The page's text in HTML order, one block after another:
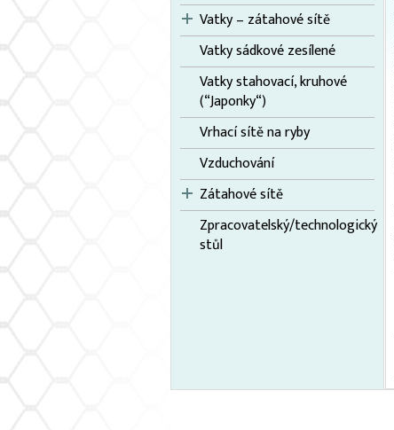
Vatky – zátahové sítě
Vatky sádkové zesílené
Vatky stahovací, kruhové
(“Japonky“)
Vrhací sítě na ryby
Vzduchování
Zátahové sítě
Zpracovatelský/technologický
stůl